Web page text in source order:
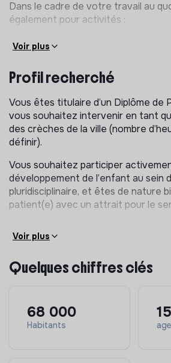
Dans le cadre de votre travail au
également pour activités :
Accompagner et soutenir
accueil de qualité des enfants et
Participer à la réflexion autour de
l’espace ;
Prévenir et former les
troubles musculosquelettiques ;
Aider à la compréhension de
Participer et ou animer les
Voir plus
Profil recherché
Vous êtes titulaire d’un Diplôme de
vous souhaitez intervenir en tant
des crèches de la ville (nombre
définir).
Vous souhaitez participer
développement de l’enfant au sein
pluridisciplinaire, et êtes de nature
patient(e) avec un attrait pour le
Voir plus
Quelques chiffres clés
68 000
Habitants